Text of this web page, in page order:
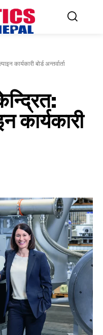
कार्यकारी बोर्ड अन्तर्वार्ता
कार्यकारी